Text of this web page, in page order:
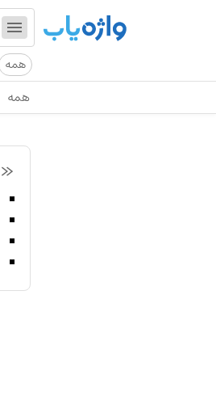
همه
همه
«unpunched»